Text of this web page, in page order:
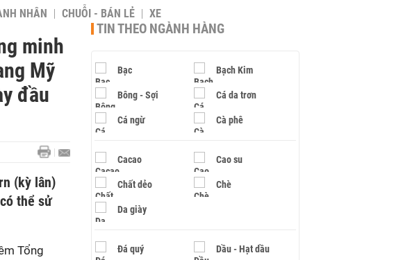
NHÂN CHUỖI - BÁN LẺ XE
minh
Mỹ
đầu
(kỳ lân)
thể sử
Tổng
TIN THEO NGÀNH HÀNG
Bạc Bạch Kim
Bông - Sợi Cá da trơn
Cá ngừ Cà phê
Cacao Cao su
Chất dẻo Chè
Da giày
Đá quý Dầu - Hạt dầu